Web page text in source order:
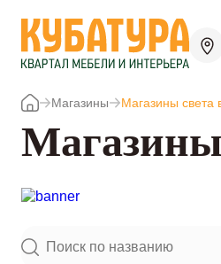
Магазины Магазины света